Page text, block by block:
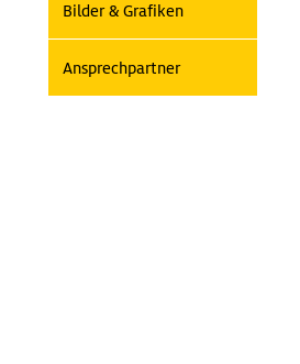
Bilder & Grafiken
Ansprechpartner